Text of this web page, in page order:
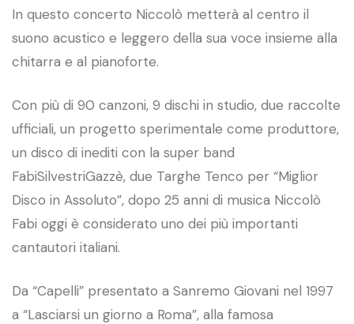
In questo concerto Niccolò metterà al centro il
suono acustico e leggero della sua voce insieme alla
chitarra e al pianoforte.
Con più di 90 canzoni, 9 dischi in studio, due raccolte
ufficiali, un progetto sperimentale come produttore,
un disco di inediti con la super band
FabiSilvestriGazzè, due Targhe Tenco per “Miglior
Disco in Assoluto”, dopo 25 anni di musica Niccolò
Fabi oggi è considerato uno dei più importanti
cantautori italiani.
Da “Capelli” presentato a Sanremo Giovani nel 1997
a “Lasciarsi un giorno a Roma”, alla famosa